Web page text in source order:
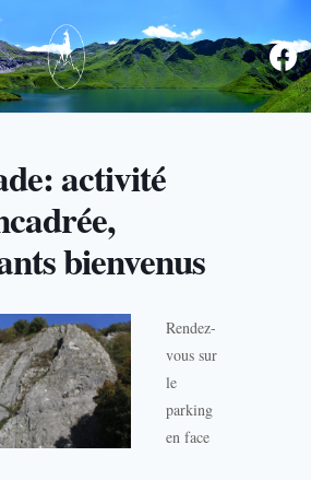
activité
bienvenus
Rendez-
vous sur
le
parking
en face